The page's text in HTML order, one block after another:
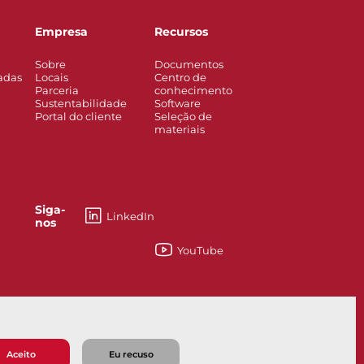
Aceito Eu recuso
Empresa
Sobre
Locais
Parceria
Sustentabilidade
Portal do cliente
Siga-
nos
LinkedIn
Recursos
Documentos
Centro de
conhecimento
Software
Seleção de
materiais
YouTube